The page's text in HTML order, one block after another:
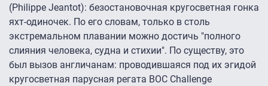
(Philippe Jeantot): безостановочная кругосветная гонка
яхт-одиночек. По его словам, только в столь
экстремальном плавании можно достичь "полного
слияния человека, судна и стихии". По существу, это
был вызов англичанам: проводившаяся под их эгидой
кругосветная парусная регата BOC Challenge